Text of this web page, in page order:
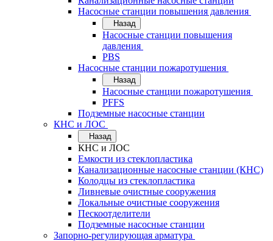
Насосные станции повышения давления
Назад
Насосные станции повышения
давления
PBS
Насосные станции пожаротушения
Назад
Насосные станции пожаротушения
PFFS
Подземные насосные станции
КНС и ЛОС
Назад
КНС и ЛОС
Емкости из стеклопластика
Канализационные насосные станции (КНС)
Колодцы из стеклопластика
Ливневые очистные сооружения
Локальные очистные сооружения
Пескоотделители
Подземные насосные станции
Запорно-регулирующая арматура